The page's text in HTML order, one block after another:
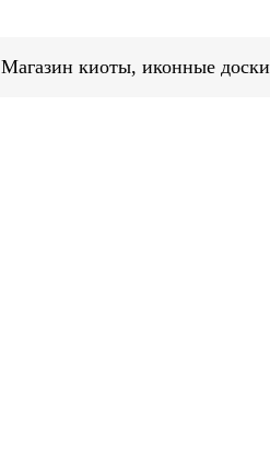
Магазин киоты, иконные